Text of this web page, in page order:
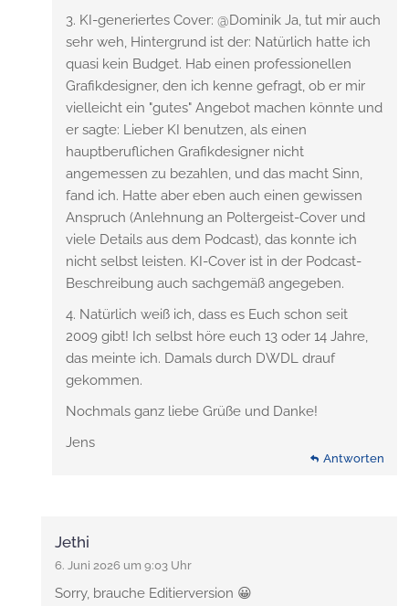
3. KI-generiertes Cover: @Dominik Ja, tut mir auch
sehr weh, Hintergrund ist der: Natürlich hatte ich
quasi kein Budget. Hab einen professionellen
Grafikdesigner, den ich kenne gefragt, ob er mir
vielleicht ein "gutes" Angebot machen könnte und
er sagte: Lieber KI benutzen, als einen
hauptberuflichen Grafikdesigner nicht
angemessen zu bezahlen, und das macht Sinn,
fand ich. Hatte aber eben auch einen gewissen
Anspruch (Anlehnung an Poltergeist-Cover und
viele Details aus dem Podcast), das konnte ich
nicht selbst leisten. KI-Cover ist in der Podcast-
Beschreibung auch sachgemäß angegeben.
4. Natürlich weiß ich, dass es Euch schon seit
2009 gibt! Ich selbst höre euch 13 oder 14 Jahre,
das meinte ich. Damals durch DWDL drauf
gekommen.
Nochmals ganz liebe Grüße und Danke!
Jens
Antworten
Jethi
6. Juni 2026 um 9:03 Uhr
Sorry, brauche Editierversion 😀